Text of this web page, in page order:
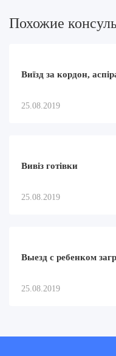
Похожие
Виїзд за кордон,
25.08.2019
Вивіз готівки
25.08.2019
Выезд с ребенком
25.08.2019